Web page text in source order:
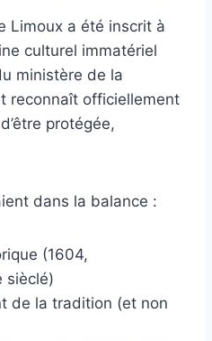
Limoux a été inscrit à
culturel immatériel
ministère de la
reconnaît officiellement
protégée,
dans la balance :
(1604,
sièclé)
de la tradition (et non